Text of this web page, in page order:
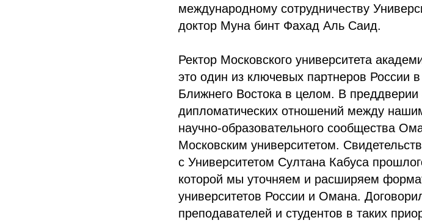
международному сотрудничеству
доктор Муна бинт Фахад Аль Саид.
Ректор Московского университета
это один из ключевых партнеров России
Ближнего Востока в целом. В преддверии
дипломатических отношений между
научно-образовательного сообщества
Московским университетом.
с Университетом Султана Кабуса
которой мы уточняем и расширяем
университетов России и Омана.
преподавателей и студентов в таких